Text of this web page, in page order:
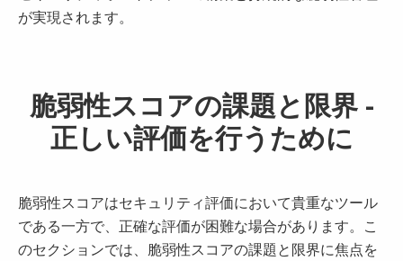
が実現されます。
脆弱性スコアの課題と限界 -
正しい評価を行うために
脆弱性スコアはセキュリティ評価において貴重なツール
である一方で、正確な評価が困難な場合があります。こ
のセクションでは、脆弱性スコアの課題と限界に焦点を